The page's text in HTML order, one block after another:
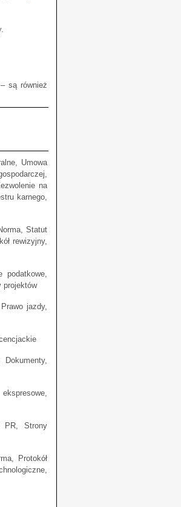
są również
Umowa
na
karnego,
Statut
rewizyjny,
podatkowe,
projektów
jazdy,
Dokumenty,
PR, Strony
Protokół